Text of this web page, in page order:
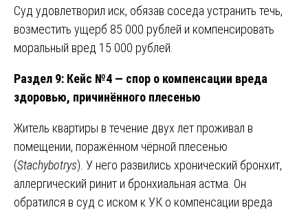
Суд удовлетворил иск, обязав соседа устранить течь,
возместить ущерб 85 000 рублей и компенсировать
моральный вред 15 000 рублей.
Раздел 9: Кейс №4 — спор о компенсации вреда
здоровью, причинённого плесенью
Житель квартиры в течение двух лет проживал в
помещении, поражённом чёрной плесенью
(Stachybotrys). У него развились хронический бронхит,
аллергический ринит и бронхиальная астма. Он
обратился в суд с иском к УК о компенсации вреда